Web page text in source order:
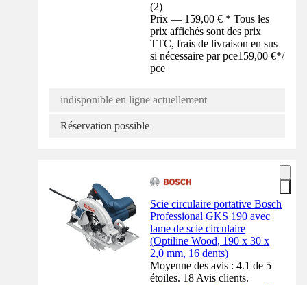
(2)
Prix — 159,00 € * Tous les
prix affichés sont des prix
TTC, frais de livraison en sus
si nécessaire par pce159,00 €*/
pce
indisponible en ligne actuellement
Réservation possible
Scie circulaire portative Bosch
Professional GKS 190 avec
lame de scie circulaire
(Optiline Wood, 190 x 30 x
2,0 mm, 16 dents)
Moyenne des avis : 4.1 de 5
étoiles. 18 Avis clients.